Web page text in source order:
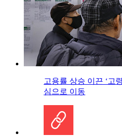
고용률 상승 이끈 ‘고
심으로 이동